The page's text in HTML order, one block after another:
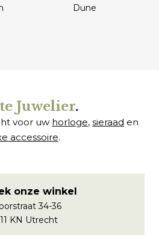
Dune
Juwelier.
voor uw horloge, sieraad en
accessoire.
onze winkel
34-36
KN Utrecht